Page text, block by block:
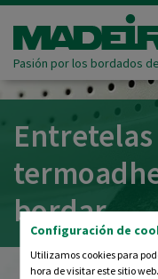
Configuración de
Utilizamos cookies para
hora de visitar este sitio
Pasión por los bordados
Entretelas
bordar